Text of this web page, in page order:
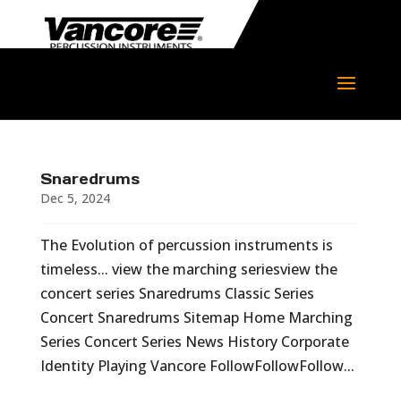
Snaredrums
Dec 5, 2024
The Evolution of percussion instruments is
timeless... view the marching seriesview the
concert series Snaredrums Classic Series
Concert Snaredrums Sitemap Home Marching
Series Concert Series News History Corporate
Identity Playing Vancore FollowFollowFollow...